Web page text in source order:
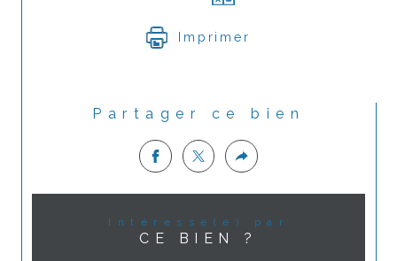
Imprimer
Partager ce bien
Intéressé(e) par
CE BIEN ?